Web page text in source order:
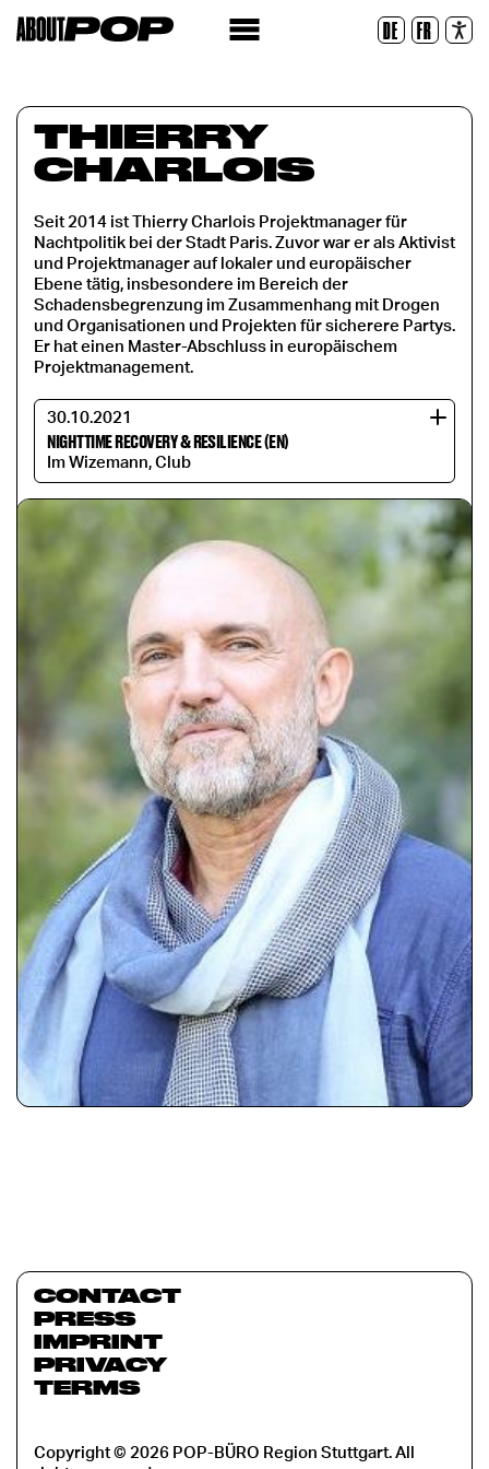
DE FR
THIERRY
CHARLOIS
Seit 2014 ist Thierry Charlois Projektmanager für
Nachtpolitik bei der Stadt Paris. Zuvor war er als Aktivist
und Projektmanager auf lokaler und europäischer
Ebene tätig, insbesondere im Bereich der
Schadensbegrenzung im Zusammenhang mit Drogen
und Organisationen und Projekten für sicherere Partys.
Er hat einen Master-Abschluss in europäischem
Projektmanagement.
30.10.2021
NIGHTTIME RECOVERY & RESILIENCE (EN)
Im Wizemann, Club
CONTACT
PRESS
IMPRINT
PRIVACY
TERMS
Copyright © 2026 POP-BÜRO Region Stuttgart. All